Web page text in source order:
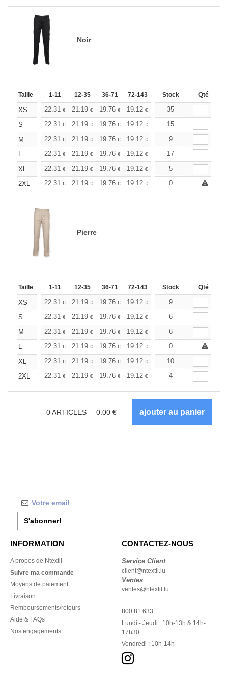
Noir
Taille 1-11 12-35 36-71 72-143 144-287 288 +
Stock Qté
XS 22.31 € 21.19 € 19.76 € 19.12 € 18.17€
35
S
22.31 € 21.19 € 19.76 € 19.12 € 18.17€
15
M
22.31 € 21.19 € 19.76 € 19.12 € 18.17
9
L
22.31 € 21.19 € 19.76 € 19.12 € 18.17€
17
XL
22.31 € 21.19 € 19.76 € 19.12 € 18.17
5
2XL
22.31 € 21.19 € 19.76 € 19.12 € 18.17 €
0
Pierre
Taille 1-11 12-35 36-71 72-143 144-287 288 +
Stock Qté
XS 22.31 € 21.19 € 19.76 € 19.12 € 18.17
9
S
22.31 € 21.19 € 19.76 € 19.12 € 18.17
6
M
22.31 € 21.19 € 19.76 € 19.12 € 18.17
6
L
22.31 € 21.19 € 19.76 € 19.12 € 18.17 €
0
XL
22.31 € 21.19 € 19.76 € 19.12 € 18.17€
10
2XL
22.31 € 21.19 € 19.76 € 19.12 € 18.17
4
0ARTICLES 0.00 €
S'abonner!
INFORMATION
A propos de Ntextil
Suivre ma commande
Moyens de paiement
Livraison
Remboursements/retours
Aide & FAQs
Nos engagements
CONTACTEZ-NOUS
Service Client
client@ntextil.lu
Ventes
ventes@ntextil.lu
800 81 633
Lundi - Jeudi : 10h-13h & 14h-
17h30
Vendredi : 10h-14h